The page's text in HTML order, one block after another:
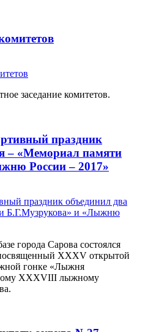
заседание комитетов.
праздник
– «Мемориал памяти
России – 2017»
города Сарова состоялся
XXXV открытой
гонке «Лыжня
XXXVIII лыжному